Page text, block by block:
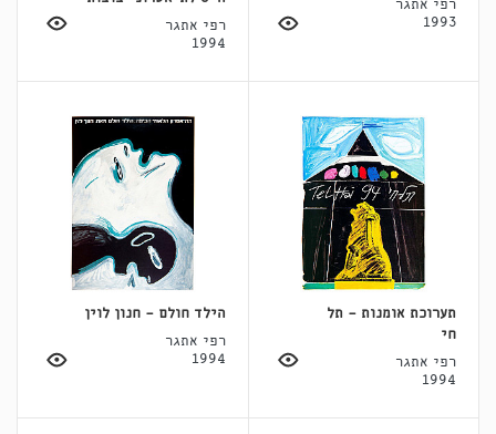
רפי אתגר
1993
רפי אתגר
1994
תערוכת אומנות - תל
חי
רפי אתגר
1994
הילד חולם - חנון לוין
רפי אתגר
1994